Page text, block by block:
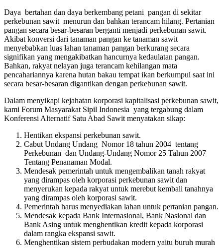
Daya bertahan dan daya berkembang petani pangan di sekitar
perkebunan sawit menurun dan bahkan terancam hilang. Pertanian
pangan secara besar-besaran berganti menjadi perkebunan sawit.
Akibat konversi dari tanaman pangan ke tanaman sawit
menyebabkan luas lahan tanaman pangan berkurang secara
signifikan yang mengakibatkan hancurnya kedaulatan pangan.
Bahkan, rakyat nelayan juga terancam kehilangan mata
pencahariannya karena hutan bakau tempat ikan berkumpul saat ini
secara besar-besaran digantikan dengan perkebunan sawit.
Dalam menyikapi kejahatan korporasi kapitalisasi perkebunan sawit,
kami Forum Masyarakat Sipil Indonesia yang tergabung dalam
Konferensi Alternatif Satu Abad Sawit menyatakan sikap:
Hentikan ekspansi perkebunan sawit.
Cabut Undang Undang Nomor 18 tahun 2004 tentang
Perkebunan dan Undang-Undang Nomor 25 Tahun 2007
Tentang Penanaman Modal.
Mendesak pemerintah untuk mengembalikan tanah rakyat
yang dirampas oleh korporasi perkebunan sawit dan
menyerukan kepada rakyat untuk merebut kembali tanahnya
yang dirampas oleh korporasi sawit.
Pemerintah harus menyediakan lahan untuk pertanian pangan.
Mendesak kepada Bank Internasional, Bank Nasional dan
Bank Asing untuk menghentikan kredit kepada korporasi
dalam rangka ekspansi sawit.
Menghentikan sistem perbudakan modern yaitu buruh murah